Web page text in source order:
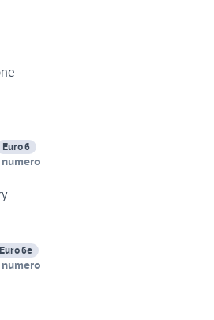
Euro 6
Euro 6e